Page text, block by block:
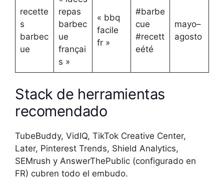
recette
s
barbec
ue
repas
barbec
ue
françai
s »
« bbq
facile
fr »
#barbe
cue
#recett
eété
mayo–
agosto
Stack de herramientas
recomendado
TubeBuddy, VidIQ, TikTok Creative Center,
Later, Pinterest Trends, Shield Analytics,
SEMrush y AnswerThePublic (configurado en
FR) cubren todo el embudo.